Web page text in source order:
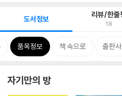
도서정보 리뷰/한줄
18
품목정보 책 속으로 출판
자기만의 방